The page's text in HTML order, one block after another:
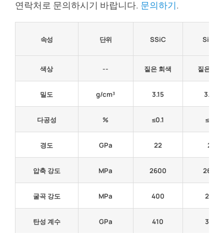
연락처로 문의하시기 바랍니다. 문의하기.
속성 단위 SSiC SiSiC
색상 -- 짙은 회색 짙은 회
밀도 g/cm³ 3.15 3.02
다공성 % ≤0.1 ≤0.1
경도 GPa 22 22
압축 강도 MPa 2600 2600
굴곡 강도 MPa 400 250
탄성 계수 GPa 410 330